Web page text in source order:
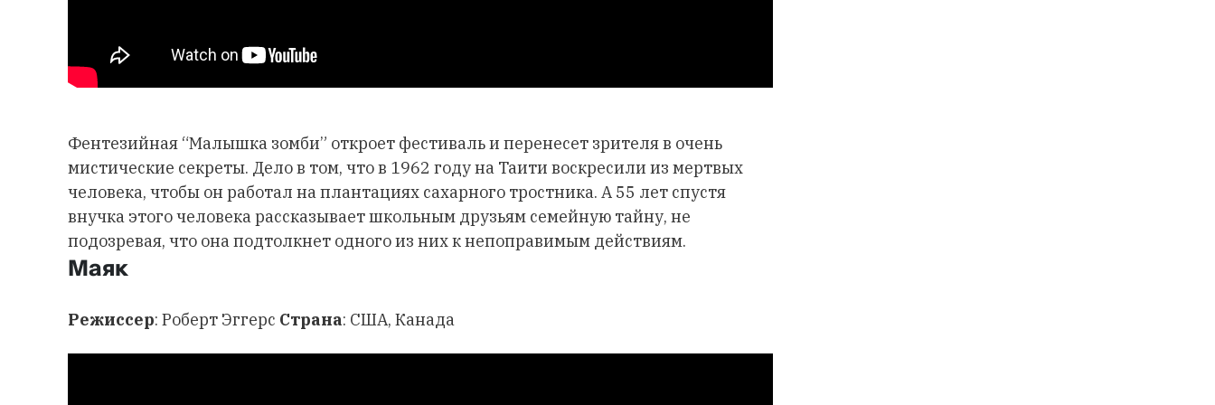
Фентезийная “Малышка зомби” откроет фестиваль и перенесет зрителя в очень
мистические секреты. Дело в том, что в 1962 году на Таити воскресили из мертвых
человека, чтобы он работал на плантациях сахарного тростника. А 55 лет спустя
внучка этого человека рассказывает школьным друзьям семейную тайну, не
подозревая, что она подтолкнет одного из них к непоправимым действиям.
Маяк
Режиссер: Роберт Эггерс Страна: США, Канада